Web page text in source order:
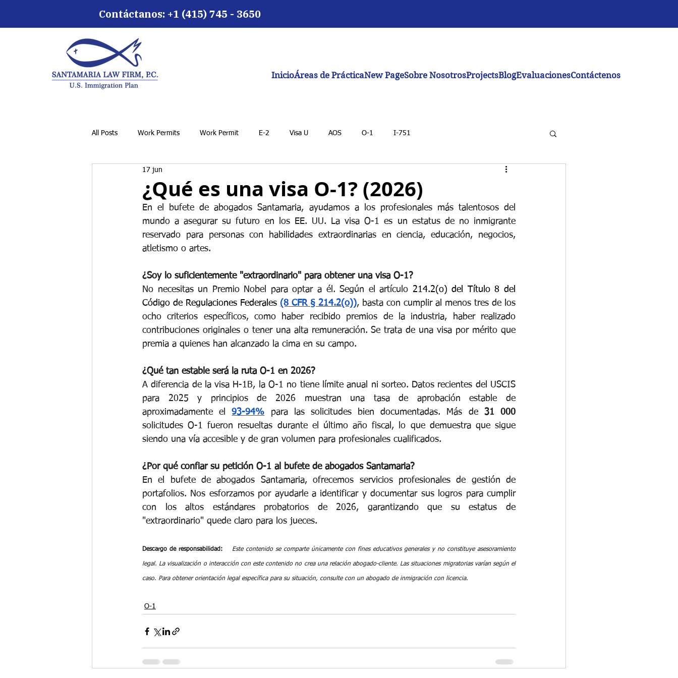
Contáctanos: +1 (415) 745 - 3650
InicioÁreas de PrácticaNew PageSobre NosotrosProjectsBlogEvaluacionesContáctenos
All Posts Work Permits Work Permit E-2 Visa U AOS O-1 I-751
¿Qué es una visa O-1? (2026)
17 jun
En el bufete de abogados Santamaria, ayudamos a los profesionales más talentosos del
mundo a asegurar su futuro en los EE. UU. La visa O-1 es un estatus de no inmigrante
reservado para personas con habilidades extraordinarias en ciencia, educación, negocios,
atletismo o artes.
¿Soy lo suficientemente "extraordinario" para obtener una visa O-1?
No necesitas un Premio Nobel para optar a él. Según el artículo 214.2(o) del Título 8 del
Código de Regulaciones Federales (8 CFR § 214.2(o)), basta con cumplir al menos tres de los
ocho criterios específicos, como haber recibido premios de la industria, haber realizado
contribuciones originales o tener una alta remuneración. Se trata de una visa por mérito que
premia a quienes han alcanzado la cima en su campo.
¿Qué tan estable será la ruta O-1 en 2026?
A diferencia de la visa H-1B, la O-1 no tiene límite anual ni sorteo. Datos recientes del USCIS
para 2025 y principios de 2026 muestran una tasa de aprobación estable de
aproximadamente el
93-94% para las solicitudes bien documentadas. Más de
31 000
solicitudes O-1 fueron resueltas durante el último año fiscal, lo que demuestra que sigue
siendo una vía accesible y de gran volumen para profesionales cualificados.
¿Por qué confiar su petición O-1 al bufete de abogados Santamaria?
En el bufete de abogados Santamaria, ofrecemos servicios profesionales de gestión de
portafolios. Nos esforzamos por ayudarle a identificar y documentar sus logros para cumplir
con los altos estándares probatorios de 2026, garantizando que su estatus de
"extraordinario" quede claro para los jueces.
Descargo de responsabilidad: Este contenido se comparte únicamente con fines educativos generales y no constituye asesoramiento
legal. La visualización o interacción con este contenido no crea una relación abogado-cliente. Las situaciones migratorias varían según el
caso. Para obtener orientación legal específica para su situación, consulte con un abogado de inmigración con licencia.
O-1